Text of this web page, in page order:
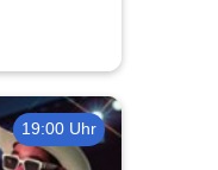
19:00 Uhr